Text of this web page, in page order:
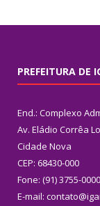
PREFEITURA DE
End.: Complexo
Av. Eládio Corrêa
Cidade Nova
CEP: 68430-000
Fone: (91) 3755-0000
E-mail: